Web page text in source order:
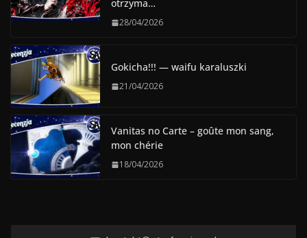
otrzyma…
28/04/2026
Gokicha!!! — waifu karaluszki
21/04/2026
Vanitas no Carte – goûte mon sang,
mon chérie
18/04/2026